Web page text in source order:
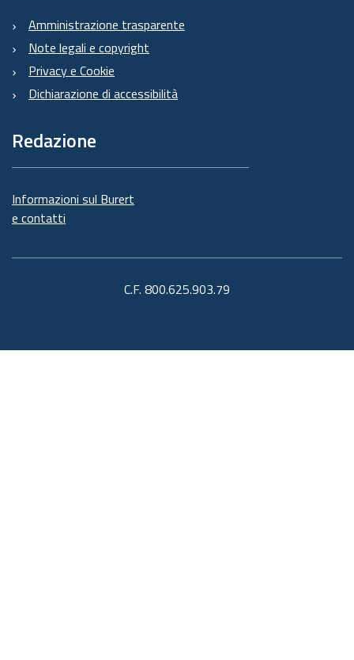
Amministrazione trasparente
Note legali e copyright
Privacy e Cookie
Dichiarazione di accessibilità
Redazione
Informazioni sul Burert
e contatti
C.F. 800.625.903.79